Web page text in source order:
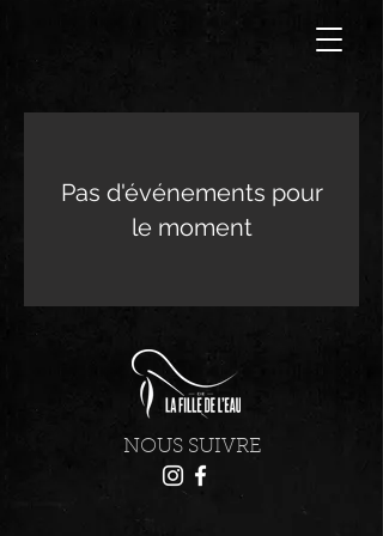
Pas d'événements pour
le moment
NOUS SUIVRE